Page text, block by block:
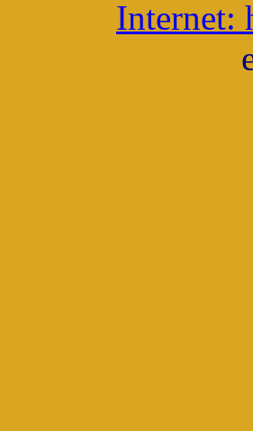
Internet: